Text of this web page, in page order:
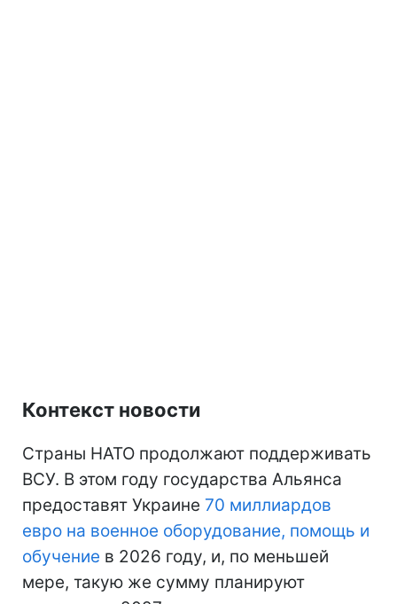
Контекст новости
Страны НАТО продолжают поддерживать
ВСУ. В этом году государства Альянса
предоставят Украине 70 миллиардов
евро на военное оборудование, помощь и
обучение в 2026 году, и, по меньшей
мере, такую же сумму планируют